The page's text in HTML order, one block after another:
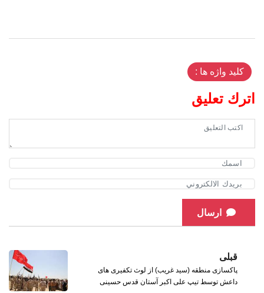
کلید واژه ها :
اترك تعليق
ارسال
قبلی
پاکسازی منطقه (سید غریب) از لوث تکفیری های
داعش توسط تیپ علی اکبر آستان قدس حسینی